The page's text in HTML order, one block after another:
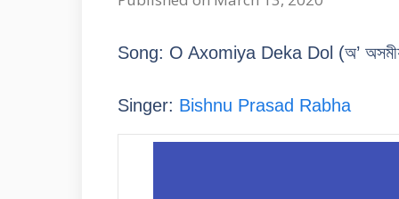
Song: O Axomiya Deka Dol (অ’
Singer: Bishnu Prasad Rabha